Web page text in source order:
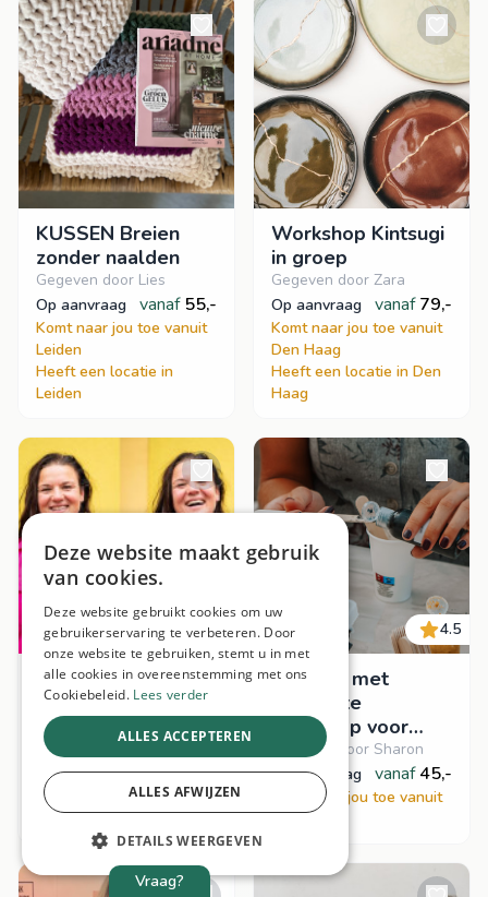
KUSSEN Breien
zonder naalden
Gegeven door Lies
op aanvraag
vanaf 55,-
Komt naar jou toe vanuit
Leiden
Heeft een locatie in
Leiden
Workshop Kintsugi
in groep
Gegeven door Zara
op aanvraag
vanaf 79,-
Komt naar jou toe vanuit
Den Haag
Heeft een locatie in Den
Haag
Lachworkshop 😁
Gegeven door Ilona
op aanvraag
Komt naar jou toe vanuit
Haarle
4.5
Creatief met
jesmonite
workshop voor
bedrijven
Gegeven door Sharon
op aanvraag
vanaf 45,-
Komt naar jou toe vanuit
Vianen
Vraag?
Deze website maakt gebruik
van cookies.
Deze website gebruikt cookies om uw
gebruikerservaring te verbeteren. Door
onze website te gebruiken, stemt u in met
alle cookies in overeenstemming met ons
Cookiebeleid. Lees verder
ALLES ACCEPTEREN
ALLES AFWIJZEN
DETAILS WEERGEVEN